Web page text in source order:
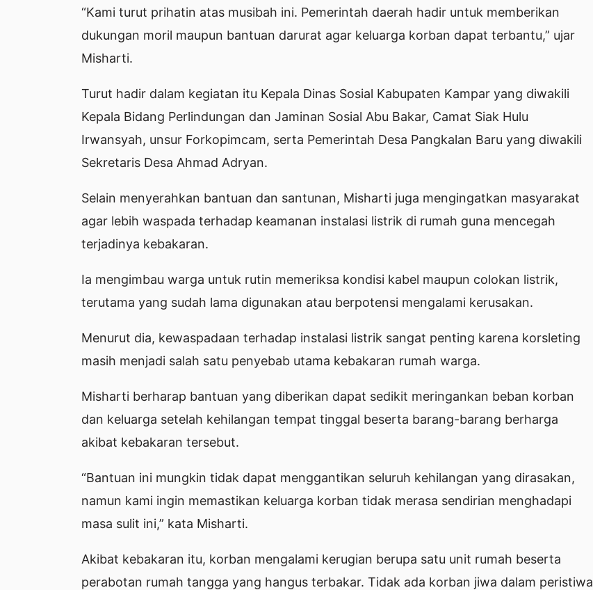
“Kami turut prihatin atas musibah ini. Pemerintah daerah hadir untuk memberikan
dukungan moril maupun bantuan darurat agar keluarga korban dapat terbantu,” ujar
Misharti.
Turut hadir dalam kegiatan itu Kepala Dinas Sosial Kabupaten Kampar yang diwakili
Kepala Bidang Perlindungan dan Jaminan Sosial Abu Bakar, Camat Siak Hulu
Irwansyah, unsur Forkopimcam, serta Pemerintah Desa Pangkalan Baru yang diwakili
Sekretaris Desa Ahmad Adryan.
Selain menyerahkan bantuan dan santunan, Misharti juga mengingatkan masyarakat
agar lebih waspada terhadap keamanan instalasi listrik di rumah guna mencegah
terjadinya kebakaran.
Ia mengimbau warga untuk rutin memeriksa kondisi kabel maupun colokan listrik,
terutama yang sudah lama digunakan atau berpotensi mengalami kerusakan.
Menurut dia, kewaspadaan terhadap instalasi listrik sangat penting karena korsleting
masih menjadi salah satu penyebab utama kebakaran rumah warga.
Misharti berharap bantuan yang diberikan dapat sedikit meringankan beban korban
dan keluarga setelah kehilangan tempat tinggal beserta barang-barang berharga
akibat kebakaran tersebut.
“Bantuan ini mungkin tidak dapat menggantikan seluruh kehilangan yang dirasakan,
namun kami ingin memastikan keluarga korban tidak merasa sendirian menghadapi
masa sulit ini,” kata Misharti.
Akibat kebakaran itu, korban mengalami kerugian berupa satu unit rumah beserta
perabotan rumah tangga yang hangus terbakar. Tidak ada korban jiwa dalam peristiwa